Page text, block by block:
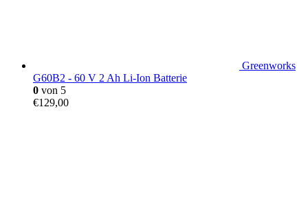
Greenworks
G60B2 - 60 V 2 Ah Li-Ion Batterie
0 von 5
€129,00